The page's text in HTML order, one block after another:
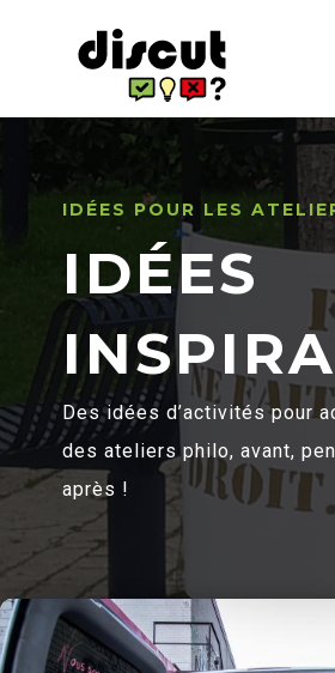
IDÉES POUR LES
IDÉES
Des idées d’activités pour
des ateliers philo, avant,
après !